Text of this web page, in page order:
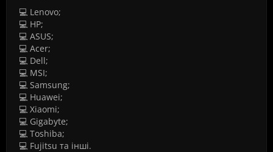
💻 Lenovo;
💻 HP;
💻 ASUS;
💻 Acer;
💻 Dell;
💻 MSI;
💻 Samsung;
💻 Huawei;
💻 Xiaomi;
💻 Gigabyte;
💻 Toshiba;
💻 Fujitsu та інші.